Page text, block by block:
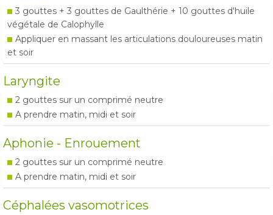
3 gouttes + 3 gouttes de Gaulthérie + 10 gouttes d'huile
végétale de Calophylle
Appliquer en massant les articulations douloureuses matin
et soir
Laryngite
2 gouttes sur un comprimé neutre
A prendre matin, midi et soir
Aphonie - Enrouement
2 gouttes sur un comprimé neutre
A prendre matin, midi et soir
Céphalées vasomotrices